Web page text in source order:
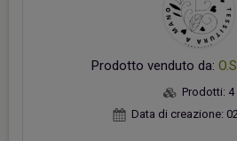
Prodotto venduto da:
Prodotti: 4
Data di creazione: